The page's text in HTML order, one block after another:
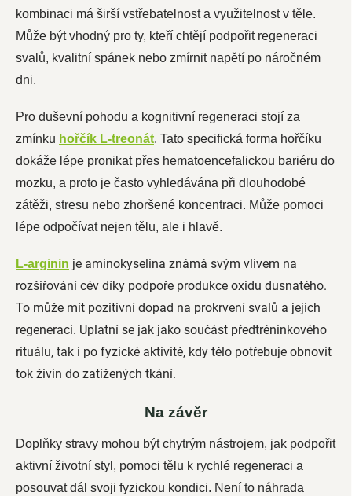
kombinaci má širší vstřebatelnost a využitelnost v těle.
Může být vhodný pro ty, kteří chtějí podpořit regeneraci
svalů, kvalitní spánek nebo zmírnit napětí po náročném
dni.
Pro duševní pohodu a kognitivní regeneraci stojí za
zmínku hořčík L-treonát. Tato specifická forma hořčíku
dokáže lépe pronikat přes hematoencefalickou bariéru do
mozku, a proto je často vyhledávána při dlouhodobé
zátěži, stresu nebo zhoršené koncentraci. Může pomoci
lépe odpočívat nejen tělu, ale i hlavě.
L-arginin je aminokyselina známá svým vlivem na
rozšiřování cév díky podpoře produkce oxidu dusnatého.
To může mít pozitivní dopad na prokrvení svalů a jejich
regeneraci. Uplatní se jak jako součást předtréninkového
rituálu, tak i po fyzické aktivitě, kdy tělo potřebuje obnovit
tok živin do zatížených tkání.
Na závěr
Doplňky stravy mohou být chytrým nástrojem, jak podpořit
aktivní životní styl, pomoci tělu k rychlé regeneraci a
posouvat dál svoji fyzickou kondici. Není to náhrada